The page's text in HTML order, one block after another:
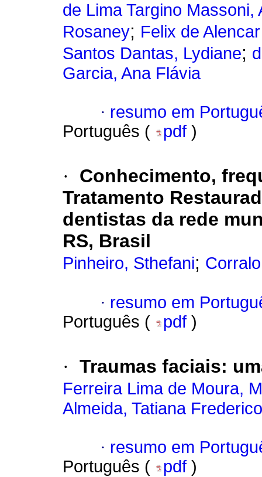
de Lima Targino Massoni,
Rosaney; Felix de
Santos Dantas, Lydiane;
Garcia, Ana Flávia
· resumo em
Português (
pdf )
·
Conhecimento,
Tratamento
dentistas da rede
RS, Brasil
Pinheiro, Sthefani;
· resumo em
Português (
pdf )
· Traumas faciais:
Ferreira Lima de Moura,
Almeida, Tatiana Frederico
· resumo em
Português (
pdf )